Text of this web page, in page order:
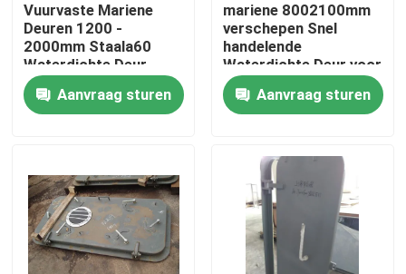
Thuis
Over ons
Fabrieksreis
Vuurvaste Mariene
Deuren 1200 -
2000mm Staala60
Waterdichte Deur
8mm Dikte
Aanvraag sturen
mariene 8002100mm
verschepen Snel
handelende
Waterdichte Deur voor
Scheepsbouw
Aanvraag sturen